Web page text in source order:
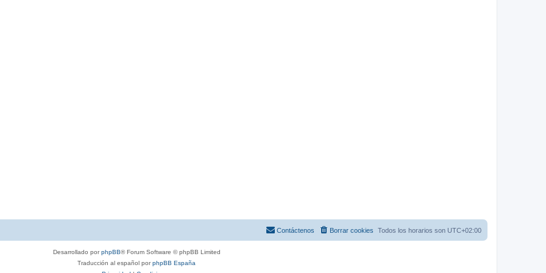
Todos los horarios son UTC+02:00
Borrar cookies
Contáctenos
Desarrollado porphpBB® Forum Software © phpBB Limited
Traducción al español porphpBB España